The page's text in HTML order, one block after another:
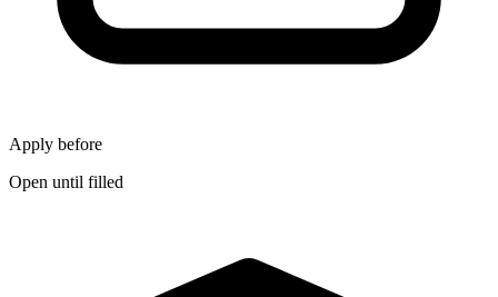
Apply before
Open until filled